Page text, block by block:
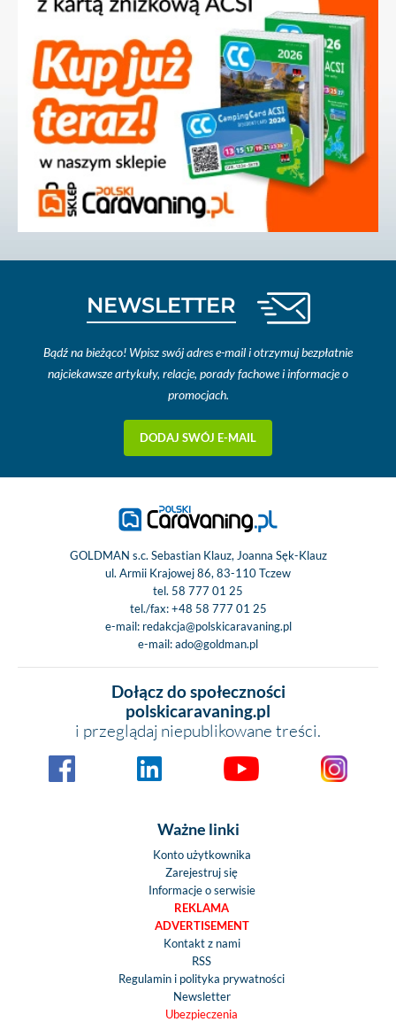
NEWSLETTER
Bądź na bieżąco! Wpisz swój adres e-mail i otrzymuj bezpłatnie
najciekawsze artykuły, relacje, porady fachowe i informacje o
promocjach.
DODAJ SWÓJ E-MAIL
GOLDMAN s.c. Sebastian Klauz, Joanna Sęk-Klauz
ul. Armii Krajowej 86, 83-110 Tczew
tel. 58 777 01 25
tel./fax:+48 58 777 01 25
e-mail: redakcja@polskicaravaning.pl
e-mail:ado@goldman.pl
Dołącz do społeczności
polskicaravaning.pl
i przeglądaj niepublikowane treści.
Ważne linki
Konto użytkownika
Zarejestruj się
Informacje o serwisie
REKLAMA
ADVERTISEMENT
Kontakt z nami
RSS
Regulamin i polityka prywatności
Newsletter
Ubezpieczenia